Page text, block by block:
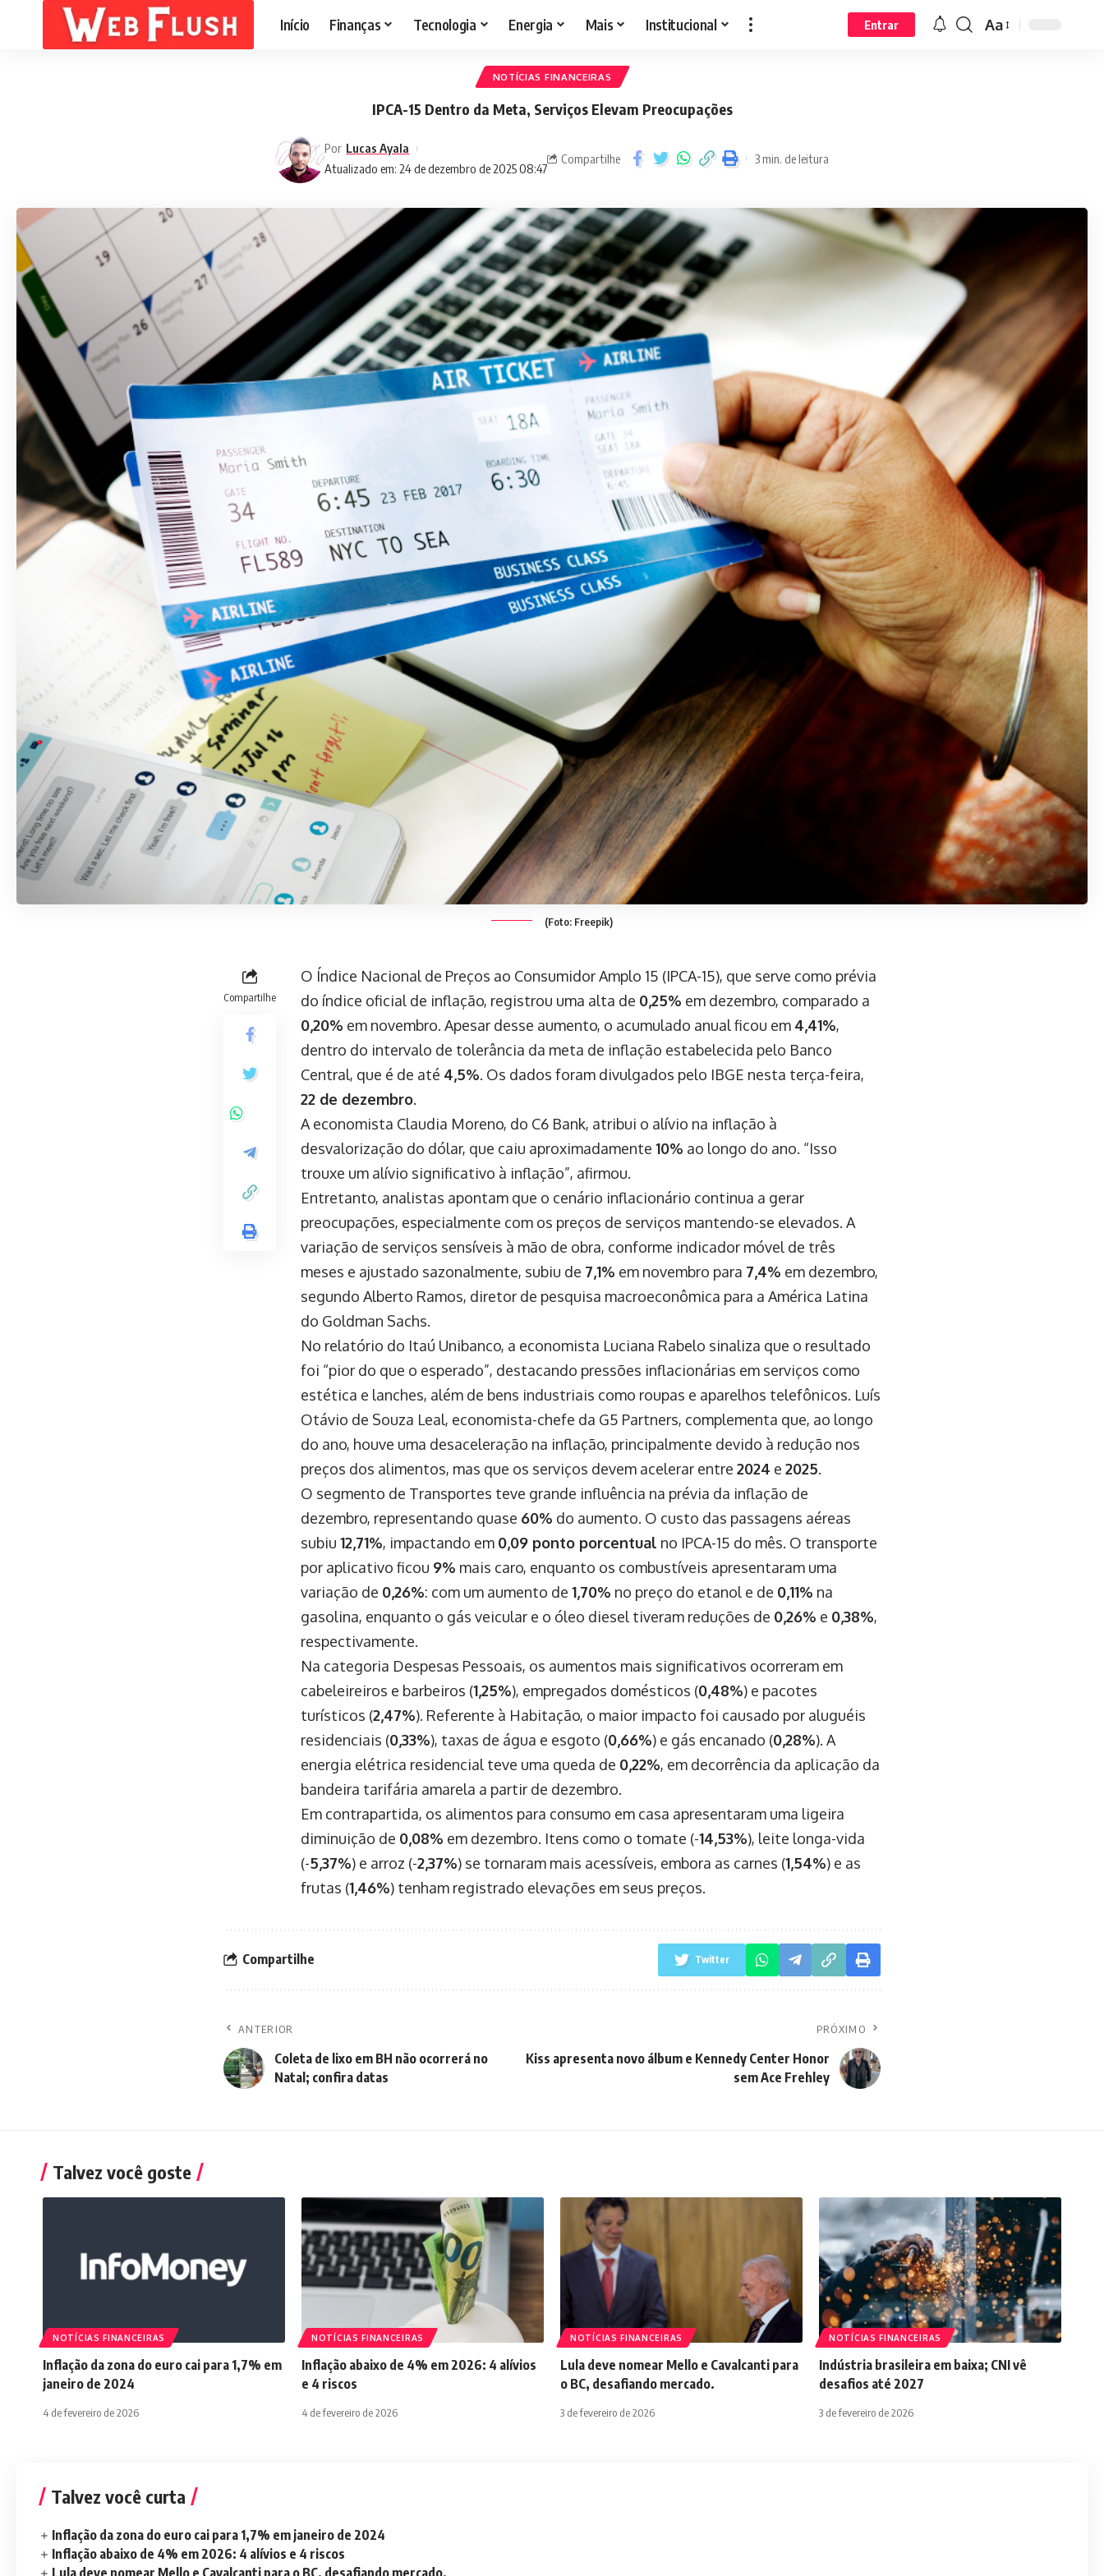
Início Finanças Tecnologia Energia Mais Institucional Entrar Aa
NOTÍCIAS FINANCEIRAS
IPCA-15 Dentro da Meta, Serviços Elevam Preocupações
Atualizado em: 24 de dezembro de 2025 08:47
Por Lucas Ayala
Compartilhe 3 min. de leitura
(Foto: Freepik)
Compartilhe
O Índice Nacional de Preços ao Consumidor Amplo 15 (IPCA-15), que serve como prévia
do índice oficial de inflação, registrou uma alta de 0,25% em dezembro, comparado a
0,20% em novembro. Apesar desse aumento, o acumulado anual ficou em 4,41%,
dentro do intervalo de tolerância da meta de inflação estabelecida pelo Banco
Central, que é de até 4,5%. Os dados foram divulgados pelo IBGE nesta terça-feira,
22 de dezembro.
A economista Claudia Moreno, do C6 Bank, atribui o alívio na inflação à
desvalorização do dólar, que caiu aproximadamente 10% ao longo do ano. “Isso
trouxe um alívio significativo à inflação”, afirmou.
Entretanto, analistas apontam que o cenário inflacionário continua a gerar
preocupações, especialmente com os preços de serviços mantendo-se elevados. A
variação de serviços sensíveis à mão de obra, conforme indicador móvel de três
meses e ajustado sazonalmente, subiu de 7,1% em novembro para 7,4% em dezembro,
segundo Alberto Ramos, diretor de pesquisa macroeconômica para a América Latina
do Goldman Sachs.
No relatório do Itaú Unibanco, a economista Luciana Rabelo sinaliza que o resultado
foi “pior do que o esperado”, destacando pressões inflacionárias em serviços como
estética e lanches, além de bens industriais como roupas e aparelhos telefônicos. Luís
Otávio de Souza Leal, economista-chefe da G5 Partners, complementa que, ao longo
do ano, houve uma desaceleração na inflação, principalmente devido à redução nos
preços dos alimentos, mas que os serviços devem acelerar entre 2024 e 2025.
O segmento de Transportes teve grande influência na prévia da inflação de
dezembro, representando quase 60% do aumento. O custo das passagens aéreas
subiu 12,71%, impactando em 0,09 ponto porcentual no IPCA-15 do mês. O transporte
por aplicativo ficou 9% mais caro, enquanto os combustíveis apresentaram uma
variação de 0,26%: com um aumento de 1,70% no preço do etanol e de 0,11% na
gasolina, enquanto o gás veicular e o óleo diesel tiveram reduções de 0,26% e 0,38%,
respectivamente.
Na categoria Despesas Pessoais, os aumentos mais significativos ocorreram em
cabeleireiros e barbeiros (1,25%), empregados domésticos (0,48%) e pacotes
turísticos (2,47%). Referente à Habitação, o maior impacto foi causado por aluguéis
residenciais (0,33%), taxas de água e esgoto (0,66%) e gás encanado (0,28%). A
energia elétrica residencial teve uma queda de 0,22%, em decorrência da aplicação da
bandeira tarifária amarela a partir de dezembro.
Em contrapartida, os alimentos para consumo em casa apresentaram uma ligeira
diminuição de 0,08% em dezembro. Itens como o tomate (-14,53%), leite longa-vida
(-5,37%) e arroz (-2,37%) se tornaram mais acessíveis, embora as carnes (1,54%) e as
frutas (1,46%) tenham registrado elevações em seus preços.
Compartilhe Twitter
ANTERIOR
Coleta de lixo em BH não ocorrerá no
Natal; confira datas
PRÓXIMO
Kiss apresenta novo álbum e Kennedy Center Honor
sem Ace Frehley
Talvez você goste
NOTÍCIAS FINANCEIRAS
Inflação da zona do euro cai para 1,7% em
janeiro de 2024
4 de fevereiro de 2026
NOTÍCIAS FINANCEIRAS
Inflação abaixo de 4% em 2026: 4 alívios
e 4 riscos
4 de fevereiro de 2026
NOTÍCIAS FINANCEIRAS
Lula deve nomear Mello e Cavalcanti para
o BC, desafiando mercado.
3 de fevereiro de 2026
NOTÍCIAS FINANCEIRAS
Indústria brasileira em baixa; CNI vê
desafios até 2027
3 de fevereiro de 2026
Talvez você curta
Inflação da zona do euro cai para 1,7% em janeiro de 2024
Inflação abaixo de 4% em 2026: 4 alívios e 4 riscos
Lula deve nomear Mello e Cavalcanti para o BC, desafiando mercado.